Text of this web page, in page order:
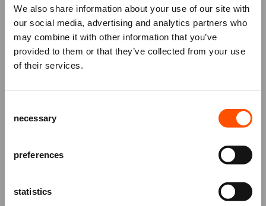
We also share information about your use of our site with
our social media, advertising and analytics partners who
may combine it with other information that you’ve
provided to them or that they’ve collected from your use
of their services.
Selection
necessary
preferences
statistics
bezoeken? Houd onze website en socials in de
gaten.
Mis niks
en speciale aanbiedingen!